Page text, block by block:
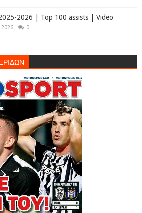
2026 | Top 100 assists | Video
2026 0